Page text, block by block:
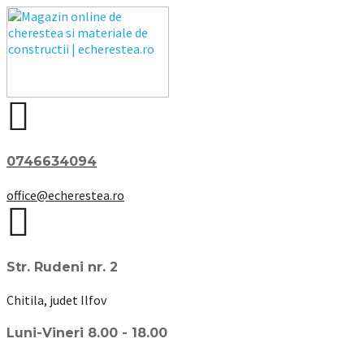
0746634094
office@echerestea.ro
Str. Rudeni nr. 2
Chitila, judet Ilfov
Luni-Vineri 8.00 - 18.00